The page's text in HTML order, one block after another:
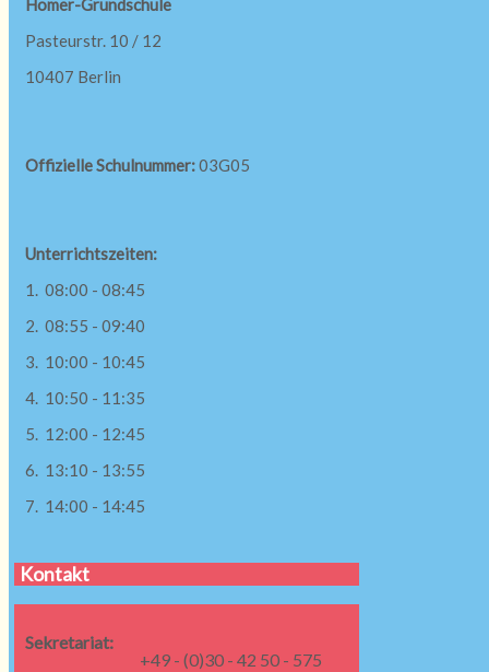
Homer-Grundschule
Pasteurstr. 10 / 12
10407 Berlin
Offizielle Schulnummer:03G05
Unterrichtszeiten:
1. 08:00 - 08:45
2. 08:55 - 09:40
3. 10:00 - 10:45
4. 10:50 - 11:35
5. 12:00 - 12:45
6. 13:10 - 13:55
7. 14:00 - 14:45
Kontakt
Sekretariat:
+49 - (0)30 - 42 50 - 575